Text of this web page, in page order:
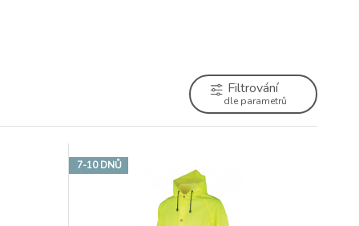
Filtrování
dle parametrů
7-10 DNŮ